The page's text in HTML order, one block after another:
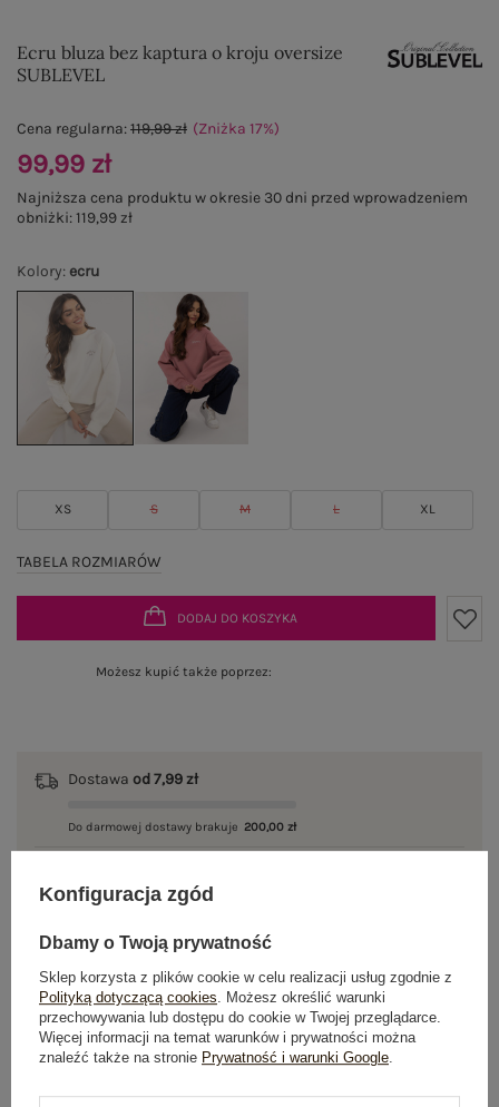
Ecru bluza bez kaptura o kroju oversize
SUBLEVEL
Kolory: ecru
XS S M L XL
TABELA ROZMIARÓW
Cena regularna:119,99 zł (Zniżka 17%)
99,99 zł
Najniższa cena produktu w okresie 30 dni przed wprowadzeniem
obniżki:119,99 zł
DODAJ DO KOSZYKA
Możesz kupić także poprzez:
Dostawa od 7,99 zł
Do darmowej dostawy brakuje 200,00 zł
OPIS PRODUKTU
GŁÓWNE PARAMETRY
Konfiguracja zgód
Dbamy o Twoją prywatność
Sklep korzysta z plików cookie w celu realizacji usług zgodnie z
Polityką dotyczącą cookies. Możesz określić warunki
przechowywania lub dostępu do cookie w Twojej przeglądarce.
Więcej informacji na temat warunków i prywatności można
znaleźć także na stronie Prywatność i warunki Google.